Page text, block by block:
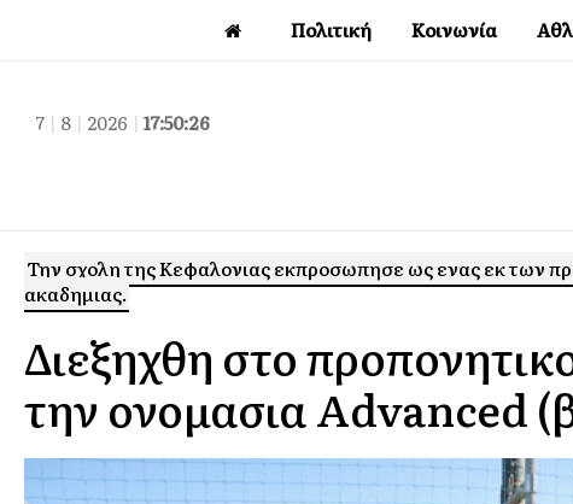
Πολιτική Κοινωνία
7 | 8 | 2026 | 17:50:26
Την σχολη της Κεφαλονιας εκπροσωπησε ως ενας εκ των
ακαδημιας.
Διεξηχθη στο
την ονομασια Advanced